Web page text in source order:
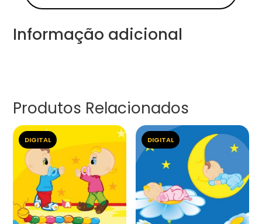
Informação adicional
Produtos Relacionados
DIGITAL DIGITAL